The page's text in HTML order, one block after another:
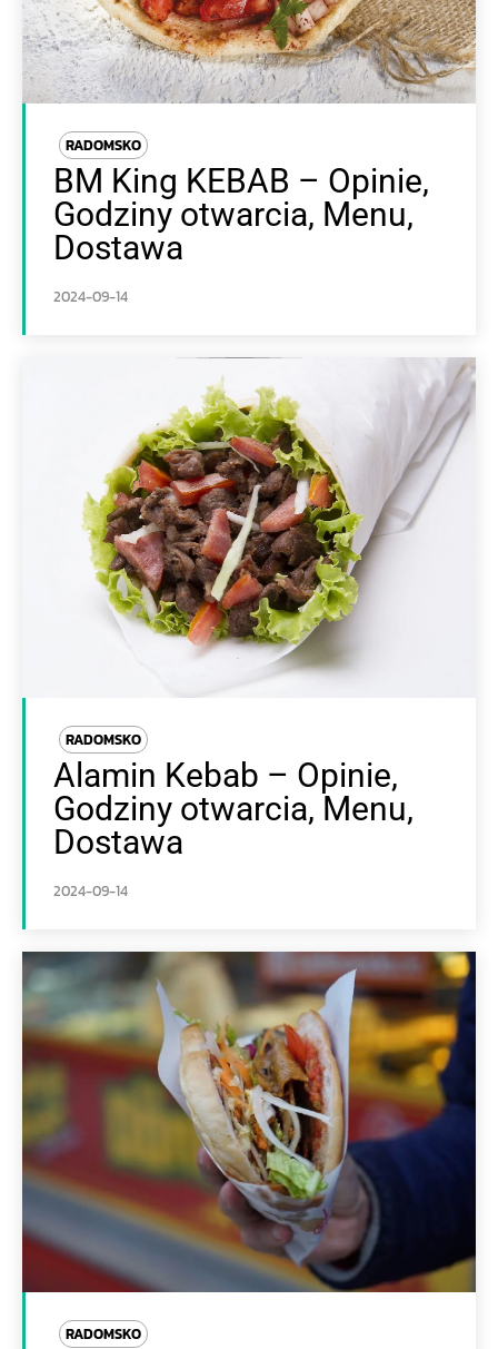
RADOMSKO
BM King KEBAB – Opinie,
Godziny otwarcia, Menu,
Dostawa
2024-09-14
RADOMSKO
Alamin Kebab – Opinie,
Godziny otwarcia, Menu,
Dostawa
2024-09-14
RADOMSKO